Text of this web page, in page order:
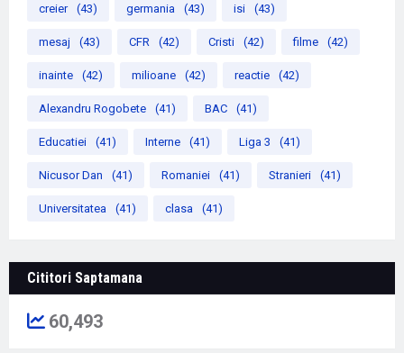
creier (43) germania (43) isi (43)
mesaj (43) CFR (42) Cristi (42) filme (42)
inainte (42) milioane (42) reactie (42)
Alexandru Rogobete (41) BAC (41)
Educatiei (41) Interne (41) Liga 3 (41)
Nicusor Dan (41) Romaniei (41) Stranieri (41)
Universitatea (41) clasa (41)
Cititori Saptamana
60,493